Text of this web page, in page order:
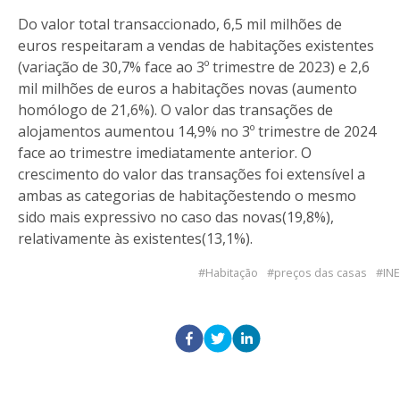
Do valor total transaccionado, 6,5 mil milhões de
euros respeitaram a vendas de habitações existentes
(variação de 30,7% face ao 3º trimestre de 2023) e 2,6
mil milhões de euros a habitações novas (aumento
homólogo de 21,6%). O valor das transações de
alojamentos aumentou 14,9% no 3º trimestre de 2024
face ao trimestre imediatamente anterior. O
crescimento do valor das transações foi extensível a
ambas as categorias de habitaçõestendo o mesmo
sido mais expressivo no caso das novas(19,8%),
relativamente às existentes(13,1%).
Habitação preços das casas INE